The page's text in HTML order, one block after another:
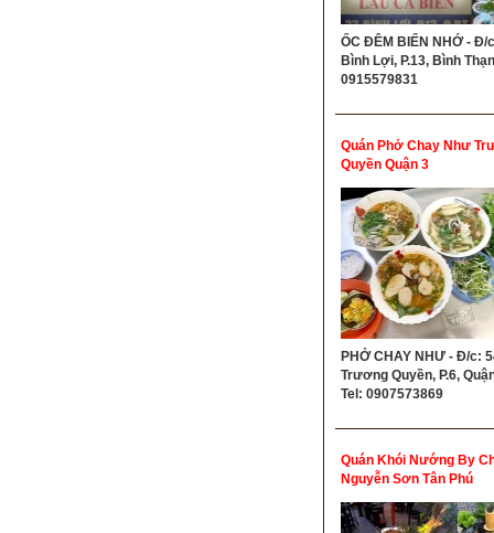
ỐC ĐÊM BIỂN NHỚ - Đ/
Bình Lợi, P.13, Bình
0915579831
Quán Phở Chay Như
Quyền Quận 3
PHỞ CHAY NHƯ - Đ/c:
Trương Quyền, P.6,
Tel: 0907573869
Quán Khói Nướng By
Nguyễn Sơn Tân Phú